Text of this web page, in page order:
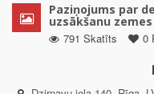
Paziņojums par
uzsākšanu
791 Skatīts
0